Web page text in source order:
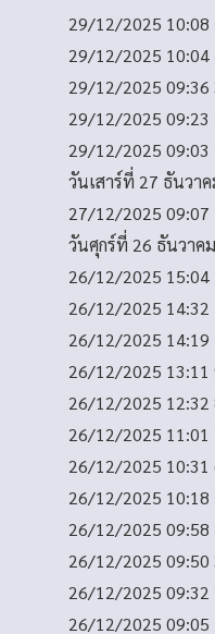
29/12/2025 10:08
29/12/2025 10:04
29/12/2025 09:36
29/12/2025 09:23
29/12/2025 09:03
วันเสาร์ที่ 27 ธันวา
27/12/2025 09:07
วันศุกร์ที่ 26 ธันวาค
26/12/2025 15:04
26/12/2025 14:32
26/12/2025 14:19
26/12/2025 13:11
26/12/2025 12:32
26/12/2025 11:01
26/12/2025 10:31
26/12/2025 10:18
26/12/2025 09:58
26/12/2025 09:50
26/12/2025 09:32
26/12/2025 09:05